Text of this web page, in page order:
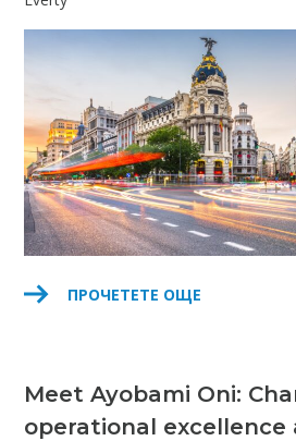
ПРОЧЕТЕТЕ ОЩЕ
Meet Ayobami Oni:
operational excellence